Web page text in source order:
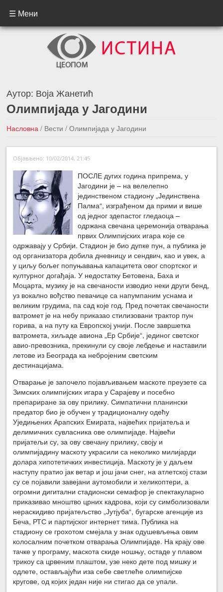
☰ Мени
Аутор: Воја Жанетић
Олимпијада у Јагодини
Насловна / Вести/ Олимпијада у Јагодини
←Претходна вест
Следећа вест →
Објављено: 10/02/2014, 21:45
ПОСЛЕ дугих година припрема, у
Јагодини је – на велелепно
јединственом стадиону „Јединствена
Палма“, изграђеном да прими и више
од једног здепастог гледаоца –
одржана свечана церемонија отварања
првих Олимпијских игара које се
одржавају у Србији. Стадион је био дупке пун, а публика је
од организатора добила дневницу и сендвич, као и увек, а
у циљу бољег попуњавања капацитета овог спортског и
културног догађаја. У недостатку Бетовена, Баха и
Моцарта, музику је на свечаности изводио неки други бенд,
уз вокално вођство певачице са напумпаним уснама и
великим грудима, па сад које год. Пред почетак свечаности
ватромет је на небу приказао стилизовани трактор пун
горива, а на путу ка Европској унији. После завршетка
ватромета, хиљаде авиона „Ер Србије“, јединог светског
авио-превозника, прекинули су своје лебдење и наставили
летове из Београда ка небројеним светским
дестинацијама.
Отварање је започело појављивањем маскоте преузете са
Зимских олимпијских игара у Сарајеву и посебно
препариране за ову прилику. Симпатични планински
предатор био је обучен у традиционалну одећу
Уједињених Арапских Емирата, највећих пријатеља и
делимичних сувласника ове олимпијаде. Највећи
пријатељи су, за ову свечану прилику, своју и
олимпијадину маскоту украсили са неколико милијарди
долара хипотетичких инвестиција. Маскоту је у даљем
наступу пратио јак ветар и још јачи снег, на атлетској стази
су се појавили завејани аутомобили и хеликоптери, а
огромни дигитални стадионски семафор је спектакуларно
приказивао мноштво црних кадрова, који су симболизовали
нераскидиво пријатељство „Јутјуба“, бугарске агенције из
Беча, РТС и партијског интернет тима. Публика на
стадиону се грохотом смејала у знак одушевљења овим
колосалним почетком отварања Олимпијаде. На крају ове
тачке у програму, маскота скиде ношњу, остаде у плавом
трикоу са црвеним плаштом, узе неко дете под мишку и
одлете, остављајући иза себе светлеће олимпијске
кругове, од којих један није ни стигао да се упали.